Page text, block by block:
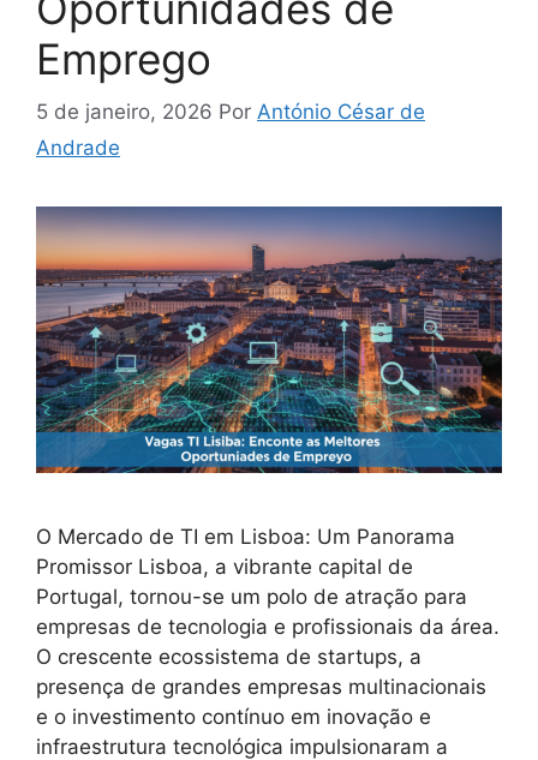
Emprego
5 de janeiro, 2026 Por António César de
Andrade
O Mercado de TI em Lisboa: Um Panorama
Promissor Lisboa, a vibrante capital de
Portugal, tornou-se um polo de atração para
empresas de tecnologia e profissionais da área.
O crescente ecossistema de startups, a
presença de grandes empresas multinacionais
e o investimento contínuo em inovação e
infraestrutura tecnológica impulsionaram a